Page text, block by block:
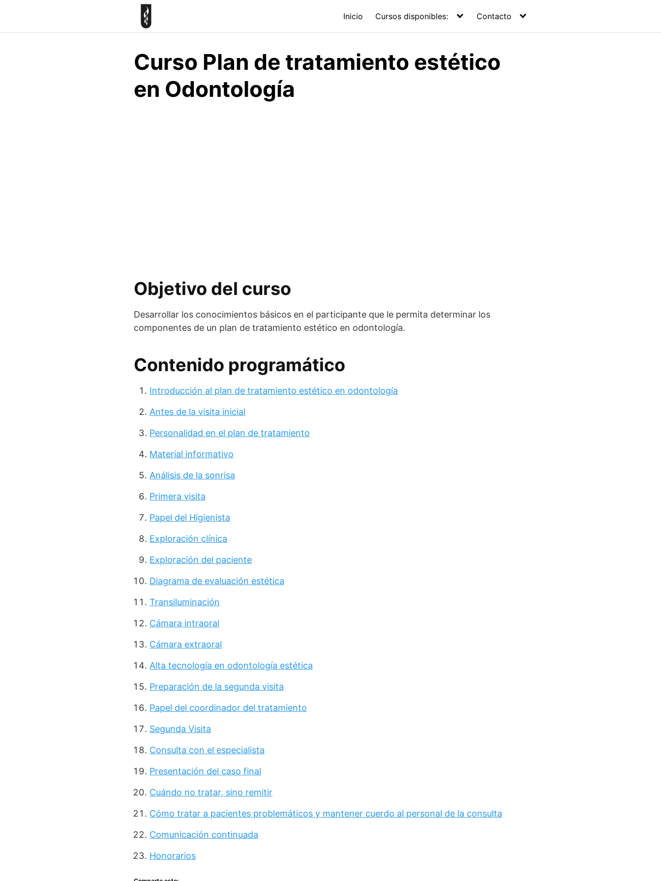
Inicio Cursos disponibles: Contacto
Curso Plan de tratamiento estético
en Odontología
Objetivo del curso
Desarrollar los conocimientos básicos en el participante que le permita determinar los
componentes de un plan de tratamiento estético en odontología.
Contenido programático
Introducción al plan de tratamiento estético en odontología
Antes de la visita inicial
Personalidad en el plan de tratamiento
Material informativo
Análisis de la sonrisa
Primera visita
Papel del Higienista
Exploración clínica
Exploración del paciente
Diagrama de evaluación estética
Transiluminación
Cámara intraoral
Cámara extraoral
Alta tecnología en odontología estética
Preparación de la segunda visita
Papel del coordinador del tratamiento
Segunda Visita
Consulta con el especialista
Presentación del caso final
Cuándo no tratar, sino remitir
Cómo tratar a pacientes problemáticos y mantener cuerdo al personal de la consulta
Comunicación continuada
Honorarios